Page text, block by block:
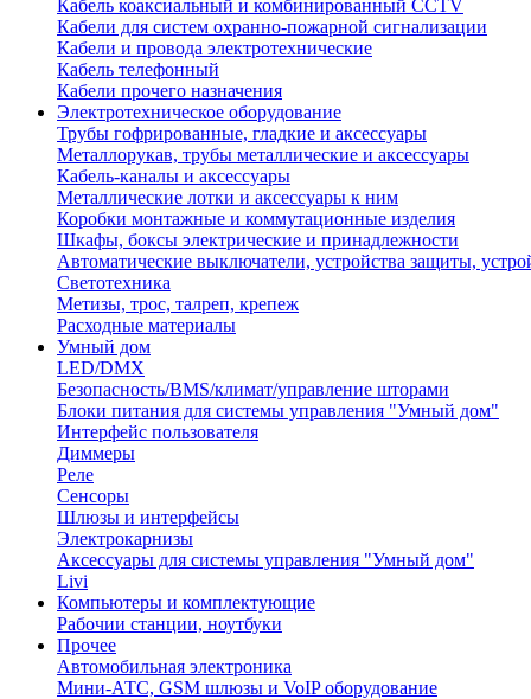
Кабель коаксиальный и комбинированный CCTV
Кабели для систем охранно-пожарной сигнализации
Кабели и провода электротехнические
Кабель телефонный
Кабели прочего назначения
Электротехническое оборудование
Трубы гофрированные, гладкие и аксессуары
Металлорукав, трубы металлические и аксессуары
Кабель-каналы и аксессуары
Металлические лотки и аксессуары к ним
Коробки монтажные и коммутационные изделия
Шкафы, боксы электрические и принадлежности
Автоматические выключатели, устройства защиты,
Светотехника
Метизы, трос, талреп, крепеж
Расходные материалы
Умный дом
LED/DMX
Безопасность/BMS/климат/управление шторами
Блоки питания для системы управления "Умный дом"
Интерфейс пользователя
Диммеры
Реле
Сенсоры
Шлюзы и интерфейсы
Электрокарнизы
Аксессуары для системы управления "Умный дом"
Livi
Компьютеры и комплектующие
Рабочии станции, ноутбуки
Прочее
Автомобильная электроника
Мини-АТС, GSM шлюзы и VoIP оборудование